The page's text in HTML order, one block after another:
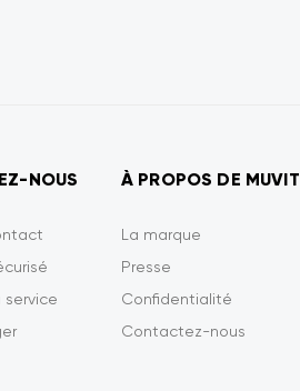
NOUS
service
À PROPOS DE MUVIT
La marque
Presse
Confidentialité
Contactez-nous